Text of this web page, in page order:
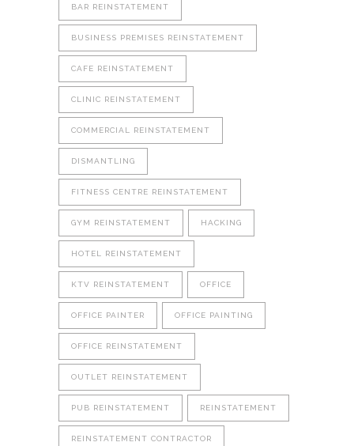
BAR REINSTATEMENT
BUSINESS PREMISES REINSTATEMENT
CAFE REINSTATEMENT
CLINIC REINSTATEMENT
COMMERCIAL REINSTATEMENT
DISMANTLING
FITNESS CENTRE REINSTATEMENT
GYM REINSTATEMENT HACKING
HOTEL REINSTATEMENT
KTV REINSTATEMENT OFFICE
OFFICE PAINTER OFFICE PAINTING
OFFICE REINSTATEMENT
OUTLET REINSTATEMENT
PUB REINSTATEMENT REINSTATEMENT
REINSTATEMENT CONTRACTOR